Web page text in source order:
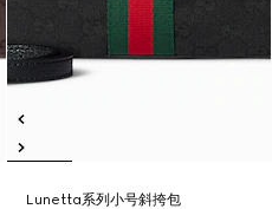
Lunetta系列小号斜挎包